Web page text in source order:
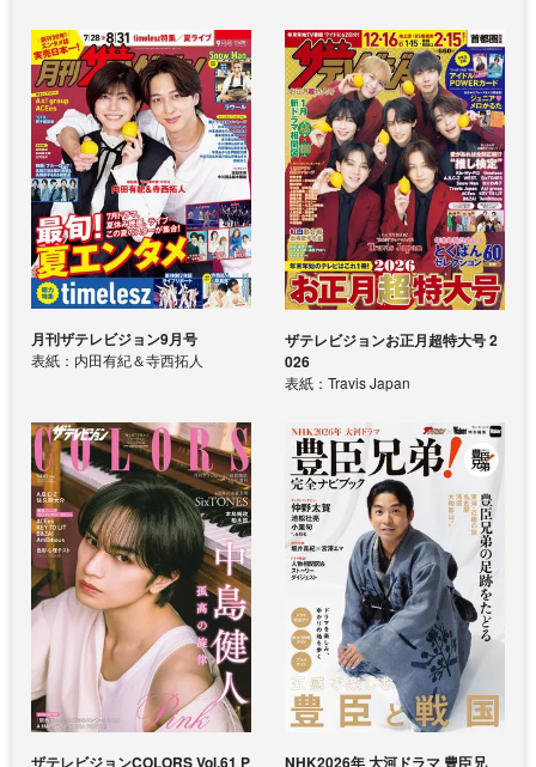
月刊ザテレビジョン9月号
表紙：内田有紀＆寺西拓人
ザテレビジョンお正月超特大号 2
026
表紙：Travis Japan